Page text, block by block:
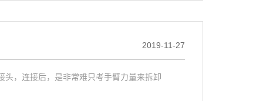
2019-11-27
，连接后，是非常难只考手臂力量来拆卸